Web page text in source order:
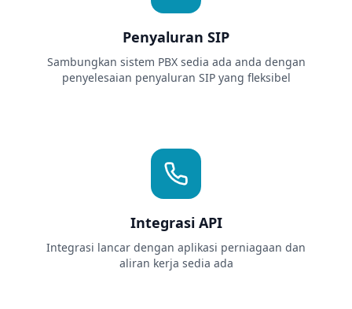
Penyaluran SIP
Sambungkan sistem PBX sedia ada anda dengan
penyelesaian penyaluran SIP yang fleksibel
Integrasi API
Integrasi lancar dengan aplikasi perniagaan dan
aliran kerja sedia ada